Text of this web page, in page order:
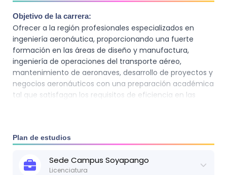
Objetivo de la carrera:
Ofrecer a la región profesionales especializados en
ingeniería aeronáutica, proporcionando una fuerte
formación en las áreas de diseño y manufactura,
ingeniería de operaciones del transporte aéreo,
mantenimiento de aeronaves, desarrollo de proyectos y
negocios aeronáuticos con una preparación académica
tal que satisfagan los requisitos de eficiencia en las
Plan de estudios
Sede Campus Soyapango
Licenciatura